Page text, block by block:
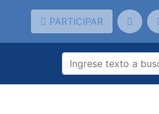
PARTICIPAR